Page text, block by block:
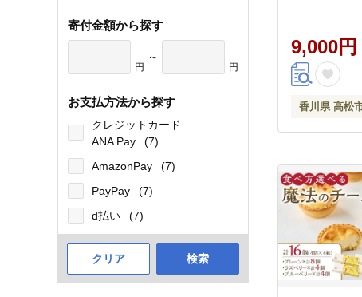
寄付金額から探す
円
～
円
お支払方法から探す
クレジットカード
ANA Pay
(7)
AmazonPay
(7)
PayPay
(7)
d払い
(7)
クリア 検索
9,000円
香川県 高松